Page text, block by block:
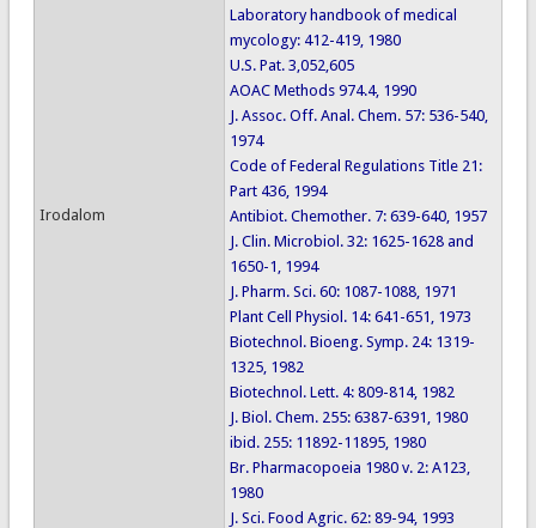
Irodalom
Laboratory handbook of medical
mycology: 412-419, 1980
U.S. Pat. 3,052,605
AOAC Methods 974.4, 1990
J. Assoc. Off. Anal. Chem. 57: 536-540,
1974
Code of Federal Regulations Title 21:
Part 436, 1994
Antibiot. Chemother. 7: 639-640, 1957
J. Clin. Microbiol. 32: 1625-1628 and
1650-1, 1994
J. Pharm. Sci. 60: 1087-1088, 1971
Plant Cell Physiol. 14: 641-651, 1973
Biotechnol. Bioeng. Symp. 24: 1319-
1325, 1982
Biotechnol. Lett. 4: 809-814, 1982
J. Biol. Chem. 255: 6387-6391, 1980
ibid. 255: 11892-11895, 1980
Br. Pharmacopoeia 1980 v. 2: A123,
1980
J. Sci. Food Agric. 62: 89-94, 1993